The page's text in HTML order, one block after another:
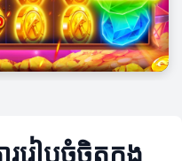
រៀបចំចិត្តក្នុង